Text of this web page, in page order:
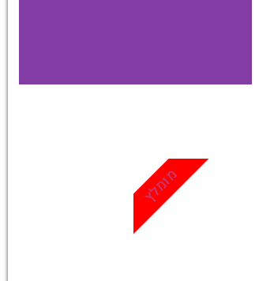
מגוון פעילויות
ואטרקציות
שאסור לפספס
לחצו פה!
מומלץ